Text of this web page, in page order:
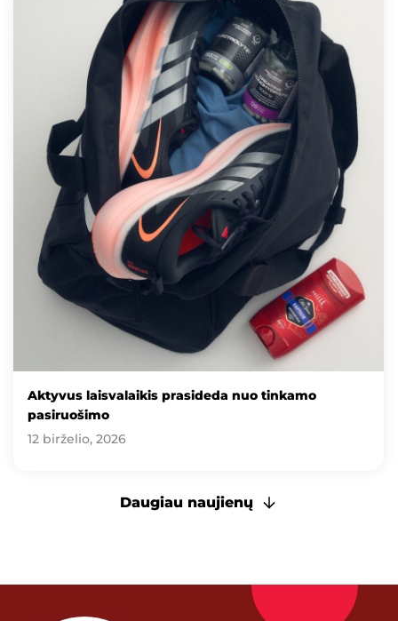
Aktyvus laisvalaikis prasideda nuo tinkamo
pasiruošimo
12 birželio, 2026
Daugiau naujienų